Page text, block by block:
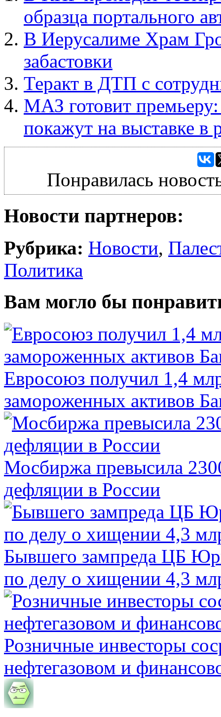
образца портального
В Иерусалиме Храм
забастовки
Теракт в ДТП с
МАЗ готовит
покажут на выставке в
Понравилась
Новости партнеров:
Рубрика: Новости,
Политика
Вам могло бы
Евросоюз получил 1,4
замороженных активов
Мосбиржа превысила
дефляции в России
Бывшего зампреда ЦБ
по делу о хищении 4,3
Розничные инвесторы
нефтегазовом и